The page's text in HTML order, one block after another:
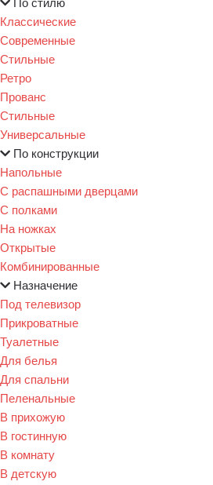
Классические
Современные
Стильные
Ретро
Прованс
Стильные
Универсальные
По конструкции
Напольные
С распашными дверцами
С полками
На ножках
Открытые
Комбинированные
Назначение
Под телевизор
Прикроватные
Туалетные
Для белья
Для спальни
Пеленальные
В прихожую
В гостинную
В комнату
В детскую